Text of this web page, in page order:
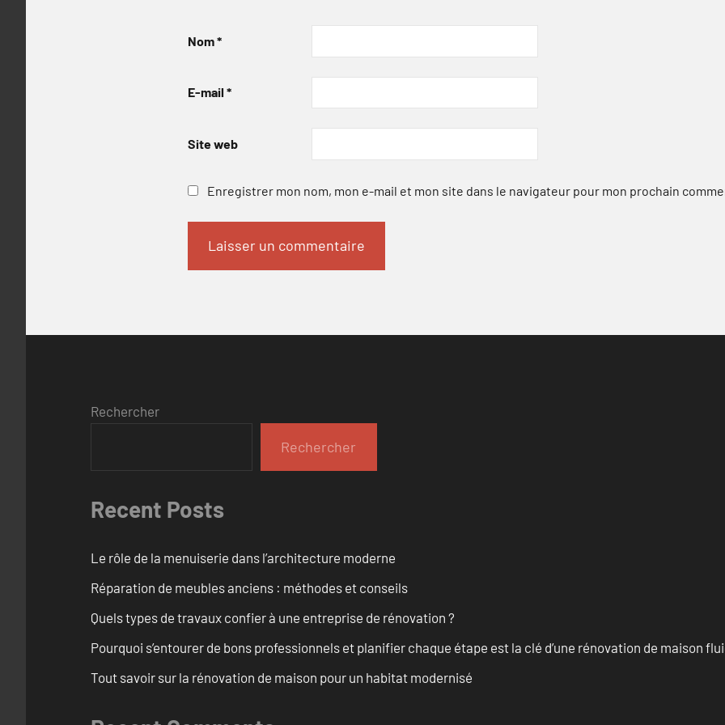
Nom*
E-mail *
Site web
Enregistrer mon nom, mon e-mail et mon site dans le navigateur pour mon prochain
Rechercher
Rechercher
Recent Posts
Le rôle de la menuiserie dans l’architecture moderne
Réparation de meubles anciens : méthodes et conseils
Quels types de travaux confier à une entreprise de rénovation ?
Pourquoi s’entourer de bons professionnels et planifier chaque étape est la clé d’une rénovation de maison
Tout savoir sur la rénovation de maison pour un habitat modernisé